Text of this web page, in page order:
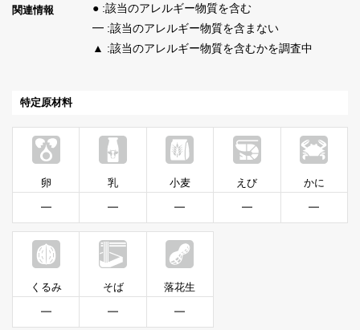
関連情報
● :該当のアレルギー物質を含む
━ :該当のアレルギー物質を含まない
▲ :該当のアレルギー物質を含むかを調査中
特定原材料
卵
━
乳
━
小麦
━
えび
━
かに
━
くるみ
━
そば
━
落花生
━